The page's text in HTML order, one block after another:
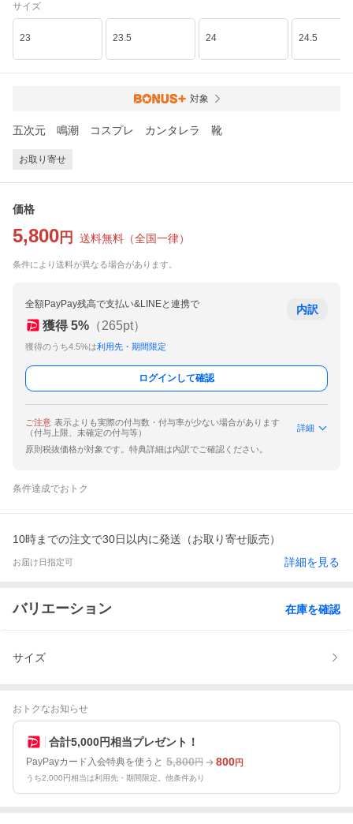
サイズ
23 23.5 24 24.5
対象
五次元 鳴潮 コスプレ カンタレラ 靴
お取り寄せ
価格
5,800 円 送料無料 （全国一律）
条件により送料が異なる場合があります。
全額PayPay残高で支払い&LINEと連携で
獲得 5% （265pt）
獲得のうち4.5%は利用先・期間限定
内訳
ログインして確認
ご注意 表示よりも実際の付与数・付与率が少ない場合があります
（付与上限、未確定の付与等）
詳細
原則税抜価格が対象です。特典詳細は内訳でご確認ください。
条件達成でおトク
10時までの注文で30日以内に発送（お取り寄せ販売）
お届け日指定可 詳細を見る
バリエーション 在庫を確認
サイズ
おトクなお知らせ
合計5,000円相当プレゼント！
PayPayカード入会特典を使うと 5,800円 800円
うち2,000円相当は利用先・期間限定。他条件あり